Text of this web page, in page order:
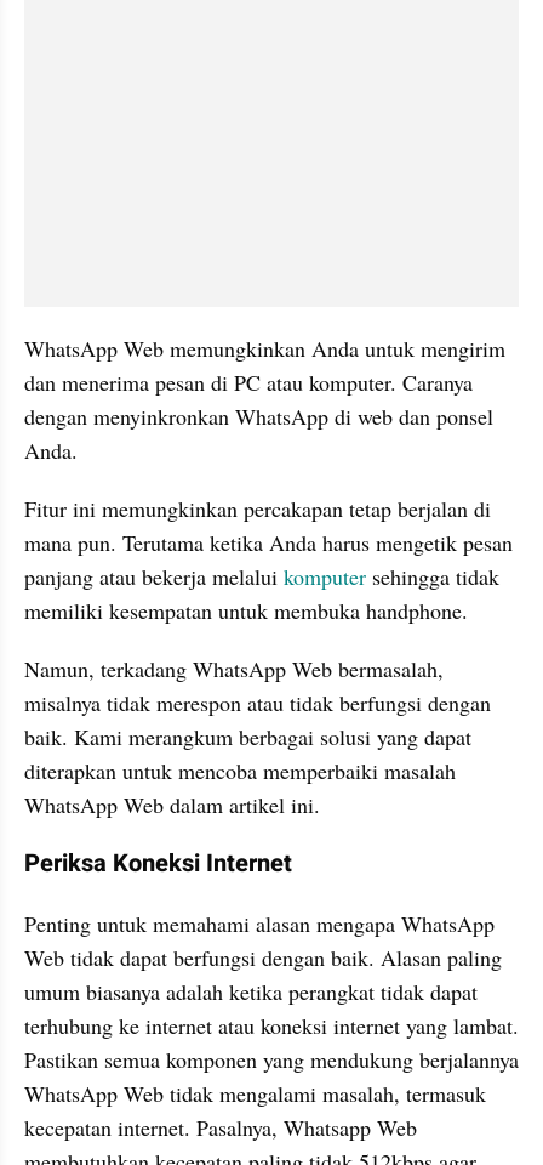
WhatsApp Web memungkinkan Anda untuk mengirim
dan menerima pesan di PC atau komputer. Caranya
dengan menyinkronkan WhatsApp di web dan ponsel
Anda.
Fitur ini memungkinkan percakapan tetap berjalan di
mana pun. Terutama ketika Anda harus mengetik pesan
panjang atau bekerja melalui komputer sehingga tidak
memiliki kesempatan untuk membuka handphone.
Namun, terkadang WhatsApp Web bermasalah,
misalnya tidak merespon atau tidak berfungsi dengan
baik. Kami merangkum berbagai solusi yang dapat
diterapkan untuk mencoba memperbaiki masalah
WhatsApp Web dalam artikel ini.
Periksa Koneksi Internet
Penting untuk memahami alasan mengapa WhatsApp
Web tidak dapat berfungsi dengan baik. Alasan paling
umum biasanya adalah ketika perangkat tidak dapat
terhubung ke internet atau koneksi internet yang lambat.
Pastikan semua komponen yang mendukung berjalannya
WhatsApp Web tidak mengalami masalah, termasuk
kecepatan internet. Pasalnya, Whatsapp Web